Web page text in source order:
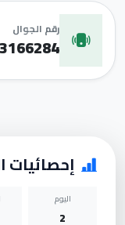
رقم الجوال
إحصائيات
اليوم
2